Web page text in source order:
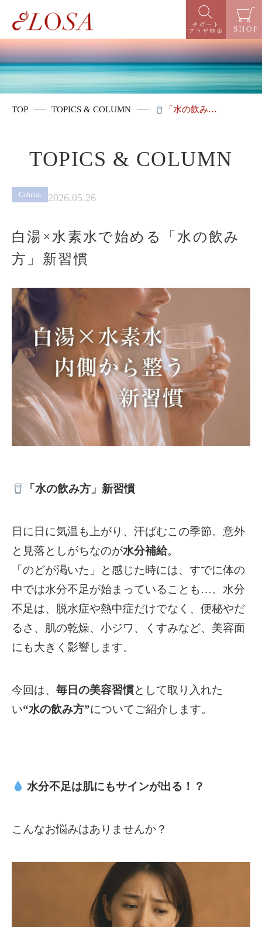
TOP TOPICS & COLUMN 「水の飲み…
TOPICS & COLUMN
Column 2026.05.26
白湯×水素水で始める「水の飲み
方」新習慣
「水の飲み方」新習慣
日に日に気温も上がり、汗ばむこの季節。意外
と見落としがちなのが水分補給。
「のどが渇いた」と感じた時には、すでに体の
中では水分不足が始まっていることも…。 水分
不足は、脱水症や熱中症だけでなく、便秘やだ
るさ、肌の乾燥、小ジワ、くすみなど、美容面
にも大きく影響します。
今回は、 毎日の美容習慣として取り入れた
い“水の飲み方”についてご紹介します。
水分不足は肌にもサインが出る！？
こんなお悩みはありませんか？